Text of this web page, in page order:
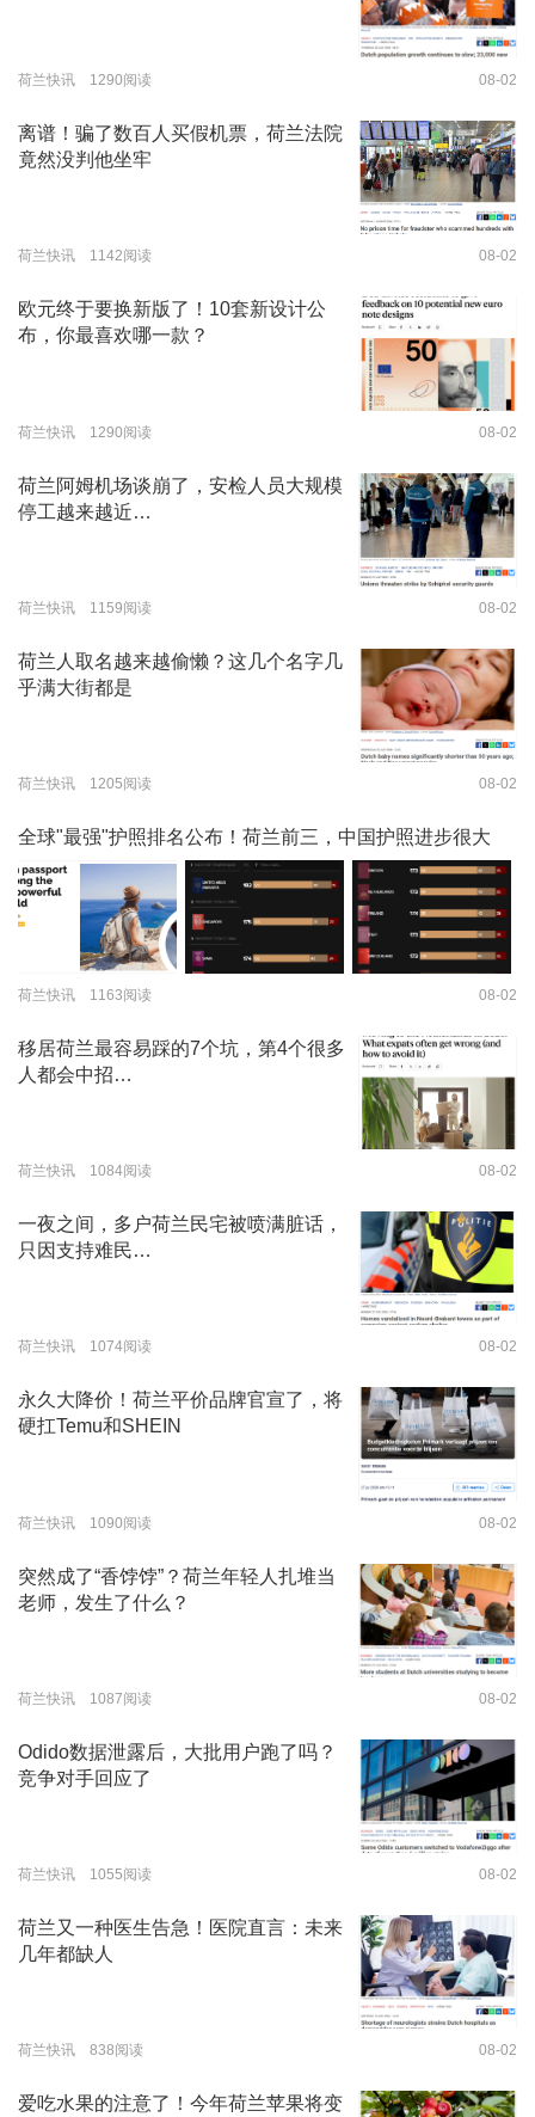
荷兰快讯 1290阅读 08-02
离谱！骗了数百人买假机票，荷兰法院
竟然没判他坐牢
荷兰快讯 1142阅读 08-02
欧元终于要换新版了！10套新设计公
布，你最喜欢哪一款？
荷兰快讯 1290阅读 08-02
荷兰阿姆机场谈崩了，安检人员大规模
停工越来越近…
荷兰快讯 1159阅读 08-02
荷兰人取名越来越偷懒？这几个名字几
乎满大街都是
荷兰快讯 1205阅读 08-02
全球"最强"护照排名公布！荷兰前三，中国护照进步很大
荷兰快讯 1163阅读 08-02
移居荷兰最容易踩的7个坑，第4个很多
人都会中招…
荷兰快讯 1084阅读 08-02
一夜之间，多户荷兰民宅被喷满脏话，
只因支持难民…
荷兰快讯 1074阅读 08-02
永久大降价！荷兰平价品牌官宣了，将
硬扛Temu和SHEIN
荷兰快讯 1090阅读 08-02
突然成了“香饽饽”？荷兰年轻人扎堆当
老师，发生了什么？
荷兰快讯 1087阅读 08-02
Odido数据泄露后，大批用户跑了吗？
竞争对手回应了
荷兰快讯 1055阅读 08-02
荷兰又一种医生告急！医院直言：未来
几年都缺人
荷兰快讯 838阅读 08-02
爱吃水果的注意了！今年荷兰苹果将变